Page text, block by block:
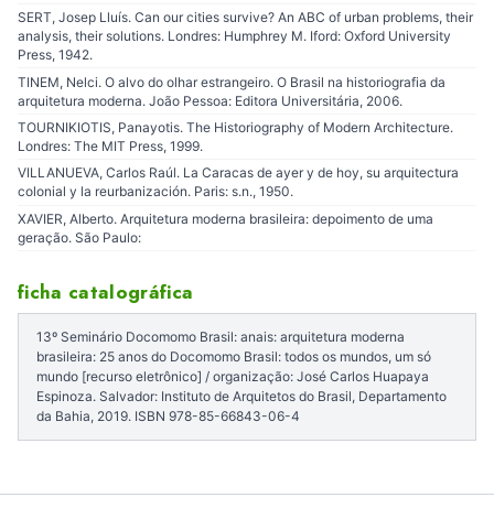
SERT, Josep Lluís. Can our cities survive? An ABC of urban problems, their
analysis, their solutions. Londres: Humphrey M. Iford: Oxford University
Press, 1942.
TINEM, Nelci. O alvo do olhar estrangeiro. O Brasil na historiografia da
arquitetura moderna. João Pessoa: Editora Universitária, 2006.
TOURNIKIOTIS, Panayotis. The Historiography of Modern Architecture.
Londres: The MIT Press, 1999.
VILLANUEVA, Carlos Raúl. La Caracas de ayer y de hoy, su arquitectura
colonial y la reurbanización. Paris: s.n., 1950.
XAVIER, Alberto. Arquitetura moderna brasileira: depoimento de uma
geração. São Paulo:
ficha catalográfica
13º Seminário Docomomo Brasil: anais: arquitetura moderna
brasileira: 25 anos do Docomomo Brasil: todos os mundos, um só
mundo [recurso eletrônico] / organização: José Carlos Huapaya
Espinoza. Salvador: Instituto de Arquitetos do Brasil, Departamento
da Bahia, 2019. ISBN 978-85-66843-06-4